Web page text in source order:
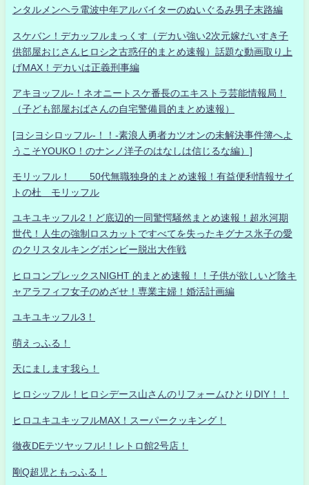
ンタルメンヘラ電波中年アルバイターのぬいぐるみ男子末路編
スケバン！デカッフルまっくす（デカい強い2次元嫁だいすき子
供部屋おじさんヒロシ之古惑仔的まとめ速報）話題な動画取り上
げMAX！デカいは正義刑事編
アキヨッフル-！ネオニートスケ番長のエキストラ芸能情報局！
（子ども部屋おばさんの自宅警備員的まとめ速報）
[ヨシヨシロッフル-！！-素浪人勇者カツオンの未解決事件簿へよ
うこそYOUKO！のナンノ洋子のはなしは信じるな編）]
モリッフル！ 50代無職独身的まとめ速報！有益便利情報サイ
トの杜 モリッフル
ユキユキッフル2！ど底辺的一同驚愕騒然まとめ速報！超氷河期
世代！人生の強制ロスカットですべてを失ったキグナス氷子の愛
のクリスタルキングボンビー脱出大作戦
ヒロコンプレックスNIGHT 的まとめ速報！！子供が欲しいど陰キ
ャアラフィフ女子のめざせ！専業主婦！婚活計画編
ユキユキッフル3！
萌えっふる！
天にまします我ら！
ヒロシッフル！ヒロシデース山さんのリフォームひとりDIY！！
ヒロユキユキッフルMAX！スーパークッキング！
徹夜DEテツヤッフル!！レトロ館2号店！
剛Q超児ともっふる！